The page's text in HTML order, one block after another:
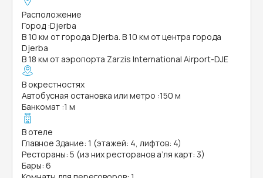
Расположение
Город :Djerba
В 10 км от города Djerba. В 10 км от центра города
Djerba
В 18 км от аэропорта Zarzis International Airport-DJE
В окрестностях
Автобусная остановка или метро :150 м
Банкомат :1 м
В отеле
Главное Здание: 1 (этажей: 4, лифтов: 4)
Рестораны: 5 (из них ресторанов а’ля карт: 3)
Бары: 6